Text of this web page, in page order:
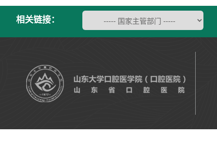
相关链接：